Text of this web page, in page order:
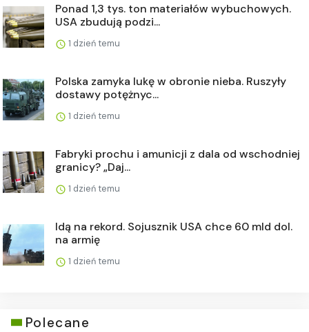
Ponad 1,3 tys. ton materiałów wybuchowych.
USA zbudują podzi...
1 dzień temu
Polska zamyka lukę w obronie nieba. Ruszyły
dostawy potężnyc...
1 dzień temu
Fabryki prochu i amunicji z dala od wschodniej
granicy? „Daj...
1 dzień temu
Idą na rekord. Sojusznik USA chce 60 mld dol.
na armię
1 dzień temu
Polecane